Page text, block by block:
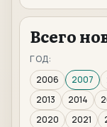
Всего
ГОД:
2006
2007
2013
2014
2020
2021